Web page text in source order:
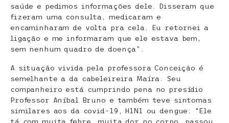
saúde e pedimos informações dele. Disseram que
fizeram uma consulta, medicaram e
encaminharam de volta pra cela. Eu retornei a
ligação e me informaram que ele estava bem,
sem nenhum quadro de doença”.
A situação vivida pela professora Conceição é
semelhante a da cabeleireira Maíra. Seu
companheiro está cumprindo pena no presídio
Professor Aníbal Bruno e também teve sintomas
similares aos da covid-19, H1N1 ou dengue: “Ele